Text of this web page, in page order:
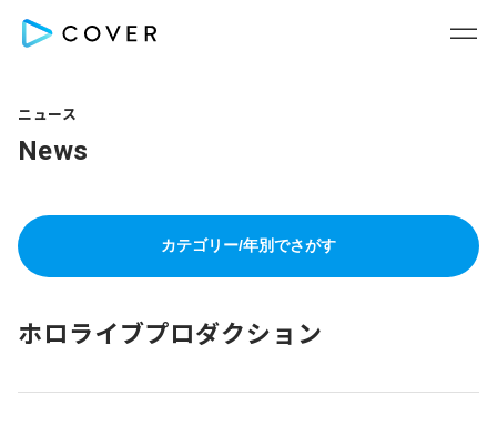
ニュース
News
カテゴリー/年別でさがす
ホロライブプロダクション